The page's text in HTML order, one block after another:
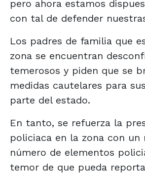
pero ahora estamos
con tal de defender
Los padres de familia que
zona se encuentran
temerosos y piden que se
medidas cautelares para
parte del estado.
En tanto, se refuerza la
policiaca en la zona con un
número de elementos
temor de que pueda